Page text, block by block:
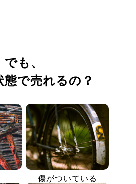
でも、
態で売れるの？
傷がついている